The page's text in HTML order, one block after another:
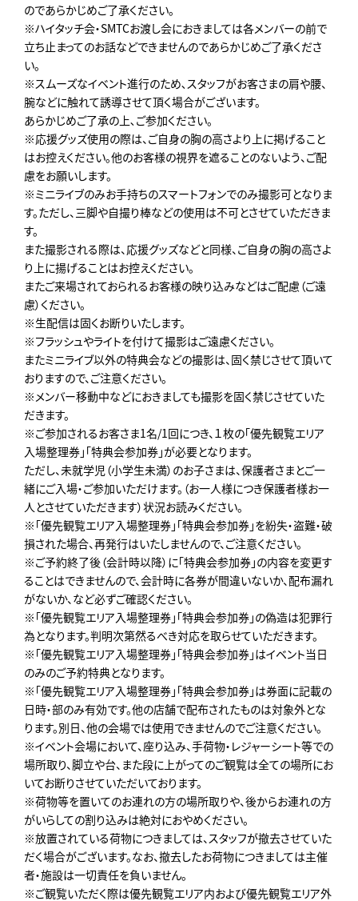
のであらかじめご了承ください。
※ハイタッチ会・SMTCお渡し会におきましては各メンバーの前で
立ち止まってのお話などできませんのであらかじめご了承くださ
い。
※スムーズなイベント進行のため､スタッフがお客さまの肩や腰、
腕などに触れて誘導させて頂く場合がございます。
あらかじめご了承の上､ご参加ください。
※応援グッズ使用の際は、ご自身の胸の高さより上に掲げること
はお控えください。他のお客様の視界を遮ることのないよう、ご配
慮をお願いします。
※ミニライブのみお手持ちのスマートフォンでのみ撮影可となりま
す。ただし、三脚や自撮り棒などの使用は不可とさせていただきま
す。
また撮影される際は、応援グッズなどと同様、ご自身の胸の高さよ
り上に揚げることはお控えください。
またご来場されておられるお客様の映り込みなどはご配慮（ご遠
慮）ください。
※生配信は固くお断りいたします。
※フラッシュやライトを付けて撮影はご遠慮ください。
またミニライブ以外の特典会などの撮影は、固く禁じさせて頂いて
おりますので、ご注意ください。
※メンバー移動中などにおきましても撮影を固く禁じさせていた
だきます。
※ご参加されるお客さま1名/1回につき、１枚の「優先観覧エリア
入場整理券」「特典会参加券」が必要となります。
ただし、未就学児（小学生未満）のお子さまは、保護者さまとご一
緒にご入場・ご参加いただけます。（お一人様につき保護者様お一
人とさせていただきます）状況お読みください。
※「優先観覧エリア入場整理券」「特典会参加券」を紛失・盗難・破
損された場合、再発行はいたしませんので、ご注意ください。
※ご予約終了後（会計時以降）に「特典会参加券」の内容を変更す
ることはできませんので、会計時に各券が間違いないか、配布漏れ
がないか、など必ずご確認ください。
※「優先観覧エリア入場整理券」「特典会参加券」の偽造は犯罪行
為となります。判明次第然るべき対応を取らせていただきます。
※「優先観覧エリア入場整理券」「特典会参加券」はイベント当日
のみのご予約特典となります。
※「優先観覧エリア入場整理券」「特典会参加券」は券面に記載の
日時・部のみ有効です。他の店舗で配布されたものは対象外とな
ります。別日、他の会場では使用できませんのでご注意ください。
※イベント会場において、座り込み、手荷物・レジャーシート等での
場所取り、脚立や台、また段に上がってのご観覧は全ての場所にお
いてお断りさせていただいております。
※荷物等を置いてのお連れの方の場所取りや、後からお連れの方
がいらしての割り込みは絶対におやめください。
※放置されている荷物につきましては、スタッフが撤去させていた
だく場合がございます。なお、撤去したお荷物につきましては主催
者・施設は一切責任を負いません。
※ご観覧いただく際は優先観覧エリア内および優先観覧エリア外